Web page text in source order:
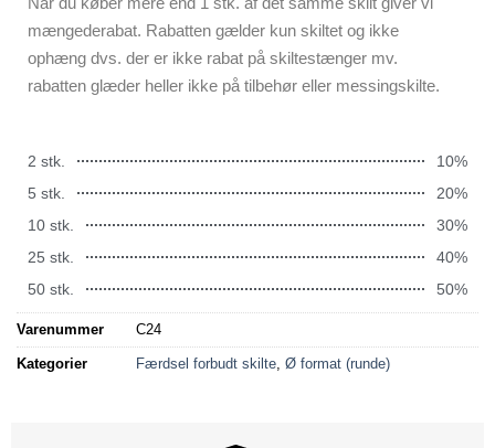
mængederabat. Rabatten gælder kun skiltet og ikke
ophæng dvs. der er ikke rabat på skiltestænger mv.
rabatten glæder heller ikke på tilbehør eller messingskilte.
2 stk.
10%
5 stk.
20%
10 stk.
30%
25 stk.
40%
50 stk.
50%
Varenummer C24
Kategorier Færdsel forbudt skilte, Ø format (runde)